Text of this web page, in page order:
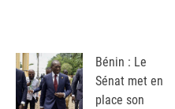
Bénin : Le
Sénat met en
place son